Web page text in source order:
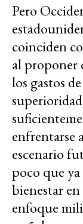
Pero
coinciden
al proponer
los gastos
enfrentarse
escenario
poco que
bienestar
enfoque